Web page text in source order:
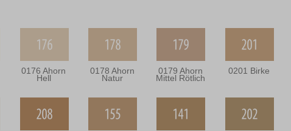
0176 Ahorn
Hell
0178 Ahorn
Natur
0179 Ahorn
Mittel Rötlich
0201 Birke